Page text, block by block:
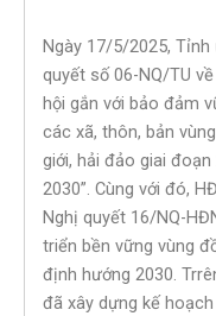
Ngày 17/5/2025, Tỉnh
quyết số 06-NQ/TU
hội gắn với bảo đảm
các xã, thôn, bản
giới, hải đảo giai
2030”. Cùng với đó,
Nghị quyết 16/NQ-
triển bền vững vùng
định hướng 2030.
đã xây dựng kế